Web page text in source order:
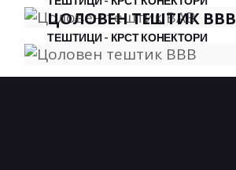
ЦОЛОВЕН ТЕШТИК BBB
ТЕШТИЦИ - КРСТ КОНЕКТОРИ